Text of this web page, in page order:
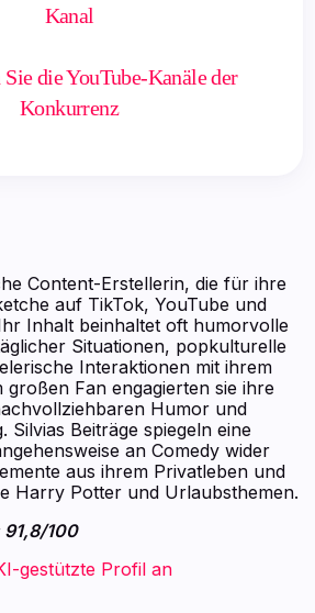
Kanal
die YouTube-Kanäle der
Konkurrenz
Content-Erstellerin, die für ihre
auf TikTok, YouTube und
Inhalt beinhaltet oft humorvolle
Situationen, popkulturelle
Interaktionen mit ihrem
großen Fan engagierten sie ihre
Humor und
Silvias Beiträge spiegeln eine
an Comedy wider
aus ihrem Privatleben und
Harry Potter und Urlaubsthemen.
91,8/100
gestützte Profil an